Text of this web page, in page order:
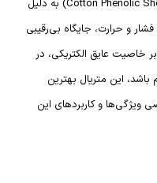
(Cotton Phenolic Sheet) به دلیل
و حرارت، جایگاه بی‌رقیبی
خاصیت عایق الکتریکی، در
این متریال بهترین
ویژگی‌ها و کاربردهای این